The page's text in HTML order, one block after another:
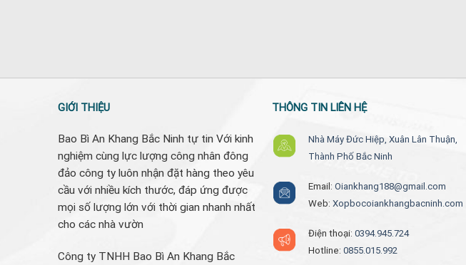
GIỚI THIỆU
Bao Bì An Khang Bắc Ninh tự tin Với kinh
nghiệm cùng lực lượng công nhân đông
đảo công ty luôn nhận đặt hàng theo yêu
cầu với nhiều kích thước, đáp ứng được
mọi số lượng lớn với thời gian nhanh nhất
cho các nhà vườn
Công ty TNHH Bao Bì An Khang Bắc
THÔNG TIN LIÊN HỆ
Nhà Máy Đức Hiệp, Xuân Lân Thuận,
Thành Phố Bắc Ninh
Email: Oiankhang188@gmail.com
Web: Xopbocoiankhangbacninh.com
Điện thoại: 0394.945.724
Hotline: 0855.015.992